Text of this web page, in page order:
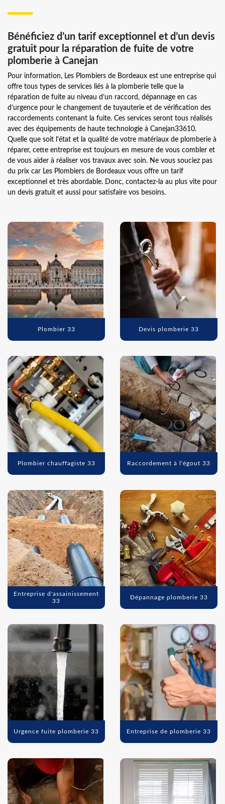
Bénéficiez d’un tarif exceptionnel et d’un devis
gratuit pour la réparation de fuite de votre
plomberie à Canejan
Pour information, Les Plombiers de Bordeaux est une entreprise qui
offre tous types de services liés à la plomberie telle que la
réparation de fuite au niveau d’un raccord, dépannage en cas
d’urgence pour le changement de tuyauterie et de vérification des
raccordements contenant la fuite. Ces services seront tous réalisés
avec des équipements de haute technologie à Canejan33610.
Quelle que soit l'état et la qualité de votre matériaux de plomberie à
réparer, cette entreprise est toujours en mesure de vous combler et
de vous aider à réaliser vos travaux avec soin. Ne vous souciez pas
du prix car Les Plombiers de Bordeaux vous offre un tarif
exceptionnel et très abordable. Donc, contactez-la au plus vite pour
un devis gratuit et aussi pour satisfaire vos besoins.
Plombier 33 Devis plomberie 33
Plombier chauffagiste 33 Raccordement à l'égout 33
Entreprise d'assainissement
33
Dépannage plomberie 33
Urgence fuite plomberie 33 Entreprise de plomberie 33